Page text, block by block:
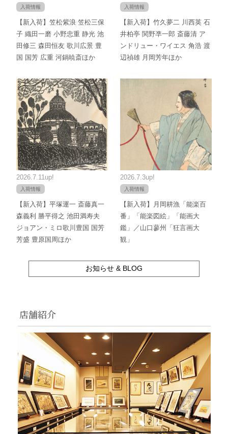
入荷情報
【新入荷】笠松紫浪 笠松三保
子 織田一磨 小野忠重 静光 池
田修三 森田恒友 歌川広景 豊
国 国芳 広重 河鍋暁斎ほか
入荷情報
【新入荷】竹久夢二 川西英 石
井柏亭 関野凖一郎 斎藤清 ア
ンドリュー・ワイエス 角浩 渡
辺禎雄 月岡芳年ほか
2026.7.11up!
入荷情報
【新入荷】平塚運一 斎藤真一
森義利 勝平得之 池田満寿夫
ジョアン・ミロ歌川豊国 国芳
芳盛 豊原国周ほか
2026.7.3up!
入荷情報
【新入荷】月岡耕漁「能楽百
番」「能楽図絵」「能画大
鑑」／山口蓼州「狂言画大
観」
お知らせ & BLOG
店舗紹介